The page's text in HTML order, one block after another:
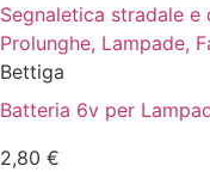
Segnaletica stradale e
Prolunghe, Lampade,
Bettiga
Batteria 6v per
2,80 €